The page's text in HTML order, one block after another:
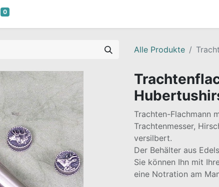
0
Alle Produkte
Trachten-Flachmann
Trachtenmesser,
versilbert.
Der Behälter aus
Sie können Ihn mit
eine Notration am